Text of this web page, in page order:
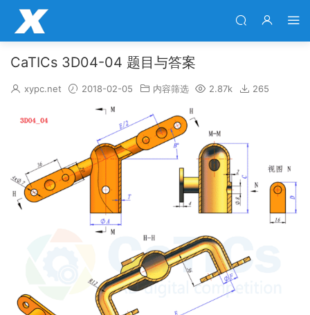
CaTICs 3D04-04 题目与答案
xypc.net 2018-02-05 内容筛选 2.87k 265